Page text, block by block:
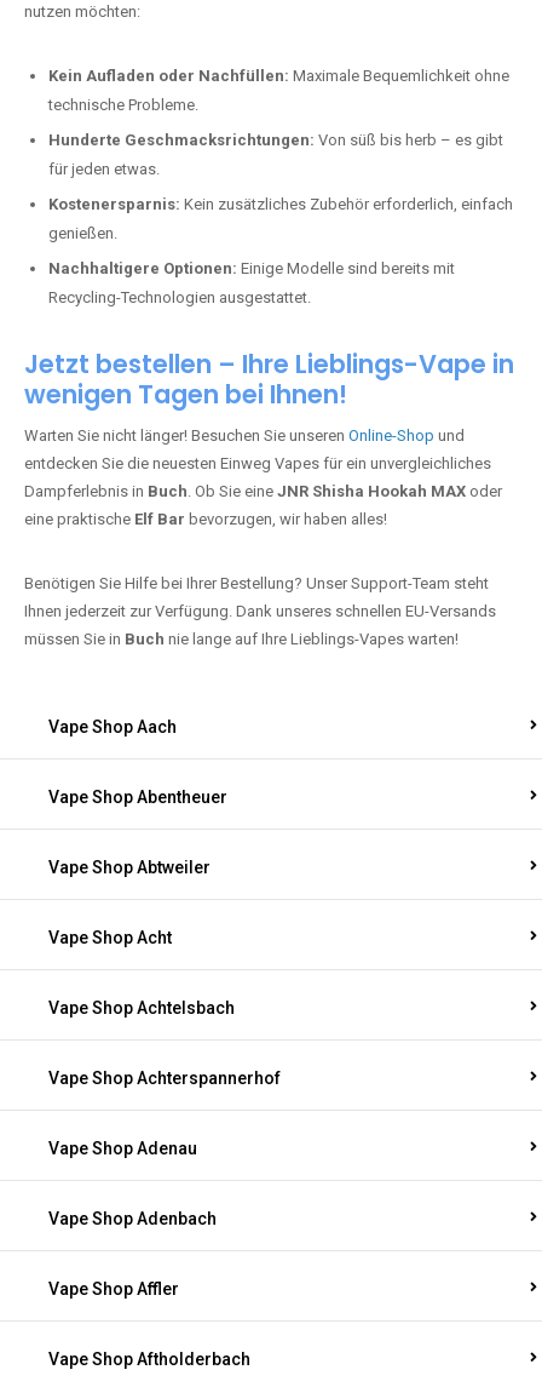
nutzen möchten:
Kein Aufladen oder Nachfüllen: Maximale Bequemlichkeit ohne
technische Probleme.
Hunderte Geschmacksrichtungen: Von süß bis herb – es gibt
für jeden etwas.
Kostenersparnis: Kein zusätzliches Zubehör erforderlich, einfach
genießen.
Nachhaltigere Optionen: Einige Modelle sind bereits mit
Recycling-Technologien ausgestattet.
Jetzt bestellen – Ihre Lieblings-Vape in
wenigen Tagen bei Ihnen!
Warten Sie nicht länger! Besuchen Sie unseren Online-Shop und
entdecken Sie die neuesten Einweg Vapes für ein unvergleichliches
Dampferlebnis in Buch. Ob Sie eine JNR Shisha Hookah MAX oder
eine praktische Elf Bar bevorzugen, wir haben alles!
Benötigen Sie Hilfe bei Ihrer Bestellung? Unser Support-Team steht
Ihnen jederzeit zur Verfügung. Dank unseres schnellen EU-Versands
müssen Sie in Buch nie lange auf Ihre Lieblings-Vapes warten!
Vape Shop Aach
Vape Shop Abentheuer
Vape Shop Abtweiler
Vape Shop Acht
Vape Shop Achtelsbach
Vape Shop Achterspannerhof
Vape Shop Adenau
Vape Shop Adenbach
Vape Shop Affler
Vape Shop Aftholderbach